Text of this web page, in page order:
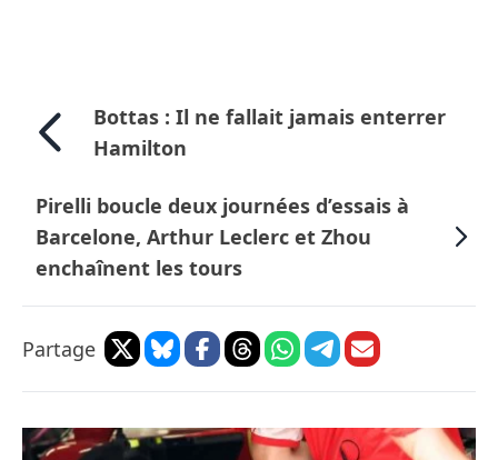
Bottas : Il ne fallait jamais enterrer
Hamilton
Pirelli boucle deux journées d’essais à
Barcelone, Arthur Leclerc et Zhou
enchaînent les tours
Partage